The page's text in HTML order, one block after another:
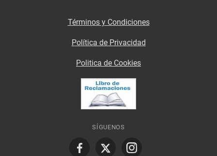
Términos y Condiciones
Política de Privacidad
Politica de Cookies
SÍGUENOS